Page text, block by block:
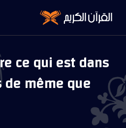
ce qui est dans
même que